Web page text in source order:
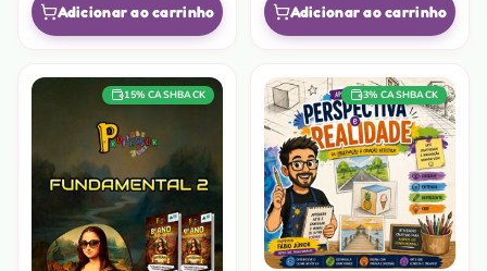
Adicionar ao carrinho Adicionar ao carrinho
15% CASHBACK 3% CASHBACK